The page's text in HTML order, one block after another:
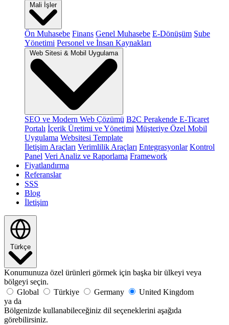
Mali İşler
Ön Muhasebe Finans Genel Muhasebe E-Dönüşüm Şube
Yönetimi Personel ve İnsan Kaynakları
Web Sitesi & Mobil Uygulama
SEO ve Modern Web Çözümü B2C Perakende E-Ticaret
Portalı İçerik Üretimi ve Yönetimi Müşteriye Özel Mobil
Uygulama Websitesi Template
İletişim Araçları Verimlilik Araçları Entegrasyonlar Kontrol
Panel Veri Analiz ve Raporlama Framework
Fiyatlandırma
Referanslar
SSS
Blog
İletişim
Türkçe
Konumunuza özel ürünleri görmek için başka bir ülkeyi veya
bölgeyi seçin.
Global
Türkiye Germany
United Kingdom
ya da
Bölgenizde kullanabileceğiniz dil seçeneklerini aşağıda
görebilirsiniz.